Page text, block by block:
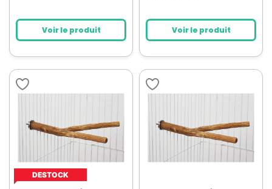
Voir le produit Voir le produit
DESTOCK